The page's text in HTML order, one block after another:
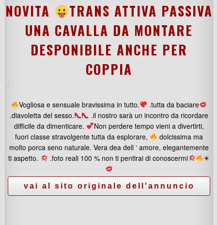
NOVITA
TRANS ATTIVA PASSIVA
UNA CAVALLA DA MONTARE
DESPONIBILE ANCHE PER
COPPIA
Vogliosa e sensuale bravissima in tutto.
.tutta da baciare
.diavoletta del sesso.
.il nostro sarà un incontro da ricordare
difficile da dimenticare.
Non perdere tempo vieni a divertirti,
fuori classe stravolgente tutta da esplorare,
dolcissima ma
molto porca seno naturale. Vera dea dell ‘ amore, elegantemente
ti aspetto.
.foto reali 100 % non ti pentirai di conoscermi ☀